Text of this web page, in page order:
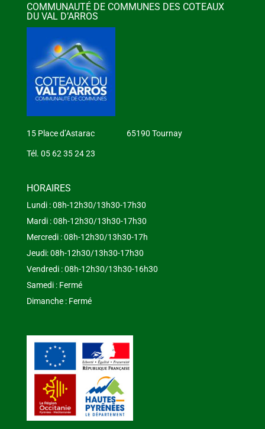
COMMUNAUTÉ DE COMMUNES DES COTEAUX
DU VAL D’ARROS
15 Place d’Astarac 65190 Tournay
Tél. 05 62 35 24 23
HORAIRES
Lundi : 08h-12h30/13h30-17h30
Mardi : 08h-12h30/13h30-17h30
Mercredi : 08h-12h30/13h30-17h
Jeudi: 08h-12h30/13h30-17h30
Vendredi : 08h-12h30/13h30-16h30
Samedi : Fermé
Dimanche : Fermé